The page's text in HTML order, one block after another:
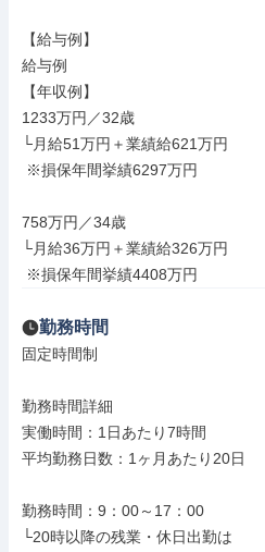
【給与例】
給与例
【年収例】
1233万円／32歳
└月給51万円＋業績給621万円
758万円／34歳
└月給36万円＋業績給326万円
※損保年間挙績4408万円
勤務時間
固定時間制
勤務時間詳細
実働時間：1日あたり7時間
平均勤務日数：1ヶ月あたり20日
勤務時間：9：00～17：00
└20時以降の残業・休日出勤は